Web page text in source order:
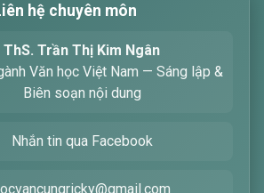
viết về văn học. Hãy nhập từ
tâm, tôi sẽ giúp bạn ngay
hệ chuyên môn
ThS. Trần Thị Kim Ngân
Văn học Việt Nam — Sáng lập &
Biên soạn nội dung
Nhắn tin qua Facebook